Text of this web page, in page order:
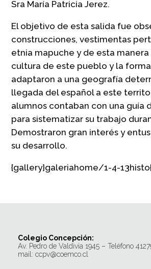
Sra María Patricia Jerez.
El objetivo de esta salida fue
construcciones, vestimentas
etnia mapuche y de esta
cultura de este pueblo y la
adaptaron a una geografía
llegada del español a este
alumnos contaban con una guía
para sistematizar su trabajo
Demostraron gran interés y
su desarrollo.
{gallery}galeriahome/1-4-
Colegio Concepción:
Av. Pedro de Valdivia 1945 – Teléfono
mail: ccpv@coemco.cl